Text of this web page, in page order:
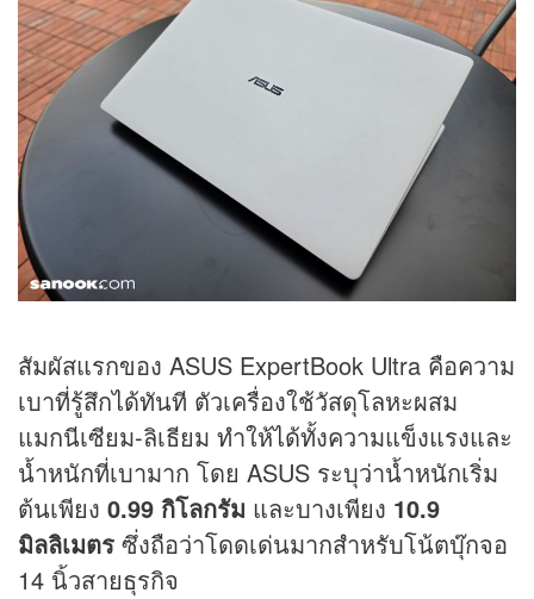
สัมผัสแรกของ ASUS ExpertBook Ultra คือความ
เบาที่รู้สึกได้ทันที ตัวเครื่องใช้วัสดุโลหะผสม
แมกนีเซียม-ลิเธียม ทำให้ได้ทั้งความแข็งแรงและ
น้ำหนักที่เบามาก โดย ASUS ระบุว่าน้ำหนักเริ่ม
ต้นเพียง 0.99 กิโลกรัม และบางเพียง 10.9
มิลลิเมตร ซึ่งถือว่าโดดเด่นมากสำหรับโน้ตบุ๊กจอ
14 นิ้วสายธุรกิจ